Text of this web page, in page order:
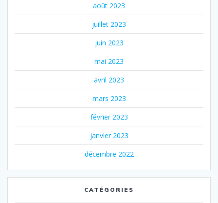
août 2023
juillet 2023
juin 2023
mai 2023
avril 2023
mars 2023
février 2023
janvier 2023
décembre 2022
CATÉGORIES